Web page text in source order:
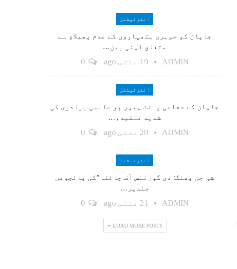
انٹرنیشنل
جاپان کو جوہری ہتھیاروں کے عدم پھیلاؤ سے
متعلق اپنی بین…
ADMIN 19 منٹس ago
انٹرنیشنل
جاپان کے دفاعی وائٹ پیپر پر عالمی برادری کی
شدید تنقید،…
ADMIN 20 منٹس ago
انٹرنیشنل
شی جن پھنگ: دی گورننس آف چائنا”کی پانچویں
جلدپر…
ADMIN 21 منٹس ago
LOAD MORE POSTS